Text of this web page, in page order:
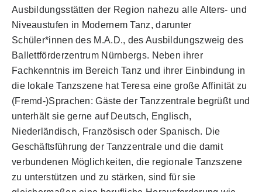
Ausbildungsstätten der Region nahezu alle Alters- und
Niveaustufen in Modernem Tanz, darunter
Schüler*innen des M.A.D., des Ausbildungszweig des
Ballettförderzentrum Nürnbergs. Neben ihrer
Fachkenntnis im Bereich Tanz und ihrer Einbindung in
die lokale Tanzszene hat Teresa eine große Affinität zu
(Fremd-)Sprachen: Gäste der Tanzzentrale begrüßt und
unterhält sie gerne auf Deutsch, Englisch,
Niederländisch, Französisch oder Spanisch. Die
Geschäftsführung der Tanzzentrale und die damit
verbundenen Möglichkeiten, die regionale Tanzszene
zu unterstützen und zu stärken, sind für sie